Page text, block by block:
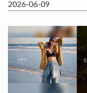
2026-06-09